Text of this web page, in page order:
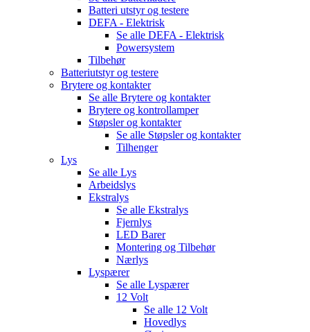
Batteri utstyr og testere
DEFA - Elektrisk
Se alle DEFA - Elektrisk
Powersystem
Tilbehør
Batteriutstyr og testere
Brytere og kontakter
Se alle Brytere og kontakter
Brytere og kontrollamper
Støpsler og kontakter
Se alle Støpsler og kontakter
Tilhenger
Lys
Se alle Lys
Arbeidslys
Ekstralys
Se alle Ekstralys
Fjernlys
LED Barer
Montering og Tilbehør
Nærlys
Lyspærer
Se alle Lyspærer
12 Volt
Se alle 12 Volt
Hovedlys